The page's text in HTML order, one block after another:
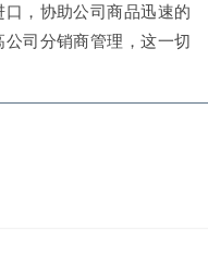
，协助公司商品迅速的
司分销商管理，这一切